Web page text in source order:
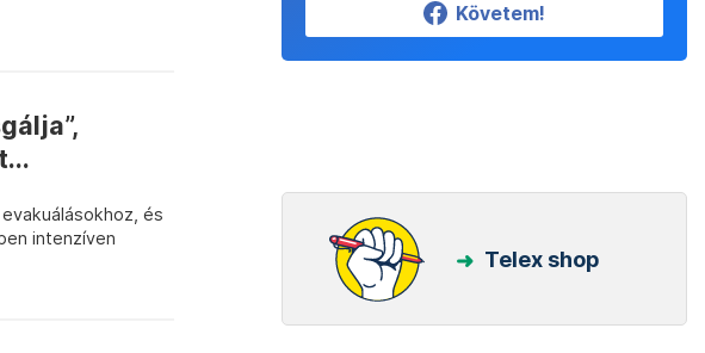
és
intenzíven
Követem!
Telex shop